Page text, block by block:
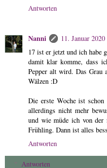
Antworten
Nanni
11. Januar
17 ist er jetzt und ich habe
damit klar komme, dass
Pepper alt wird. Das Grau
Wälzen :D
Die erste Woche ist
allerdings nicht mehr
und wie müde ich von
Frühling. Dann ist alles
Antworten
Antworten